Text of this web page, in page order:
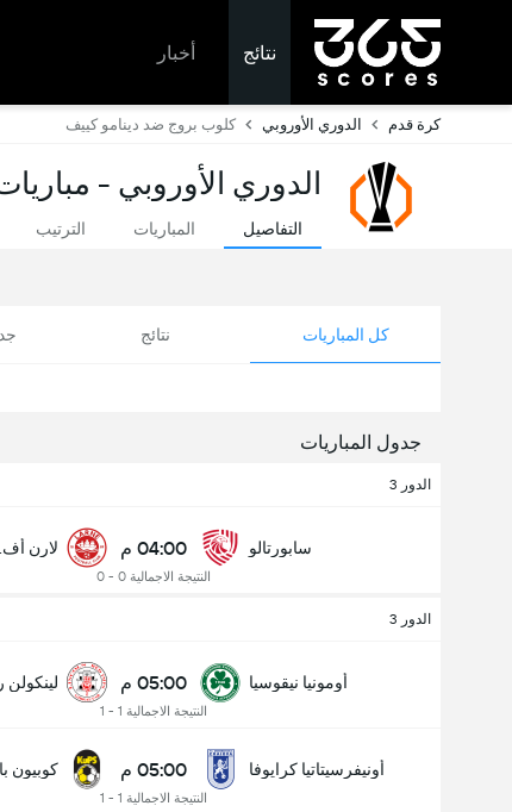
نتائج أخبار
كرة قدم الدوري الأوروبي كلوب بروج ضد دينامو كييف
الدوري الأوروبي -
التفاصيل المباريات الترتيب
كل المباريات نتائج
جدول المباريات
الدور 3
سابورتالو 04:00 م
النتيجة الاجمالية 0 - 0
لارن
الدور 3
أومونيا نيقوسيا 05:00 م
النتيجة الاجمالية 1 - 1
أونيفرسيتاتيا كرايوفا 05:00 م
النتيجة الاجمالية 1 - 1
كوبيون